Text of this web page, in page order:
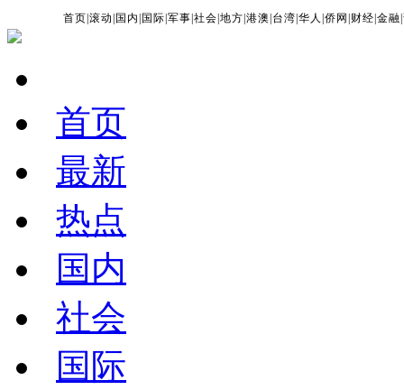
首页 |滚动 国内 国际 |军事 |社会 |地方 |港澳 台湾 |华人 |侨网 财经 |金融 |
首页
最新
热点
国内
社会
国际